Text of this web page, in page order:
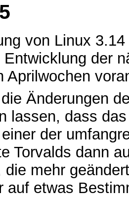
von Linux
der
Aprilwochen
Änderungen
lassen, dass
der
Torvalds dann
die mehr
auf etwas